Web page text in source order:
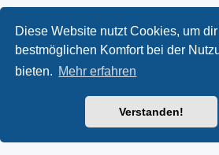
Diese Website nutzt Cookies, um
bestmöglichen Komfort bei der
bieten. Mehr erfahren
Verstanden!